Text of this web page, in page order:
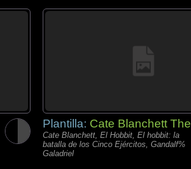
Plantilla: Cate Blanchett The
Cate Blanchett, El Hobbit, El hobbit: la
batalla de los Cinco Ejércitos, Gandalf%
Galadriel